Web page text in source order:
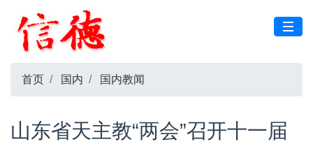
首页 国内 国内教闻
山东省天主教“两会”召开十一届